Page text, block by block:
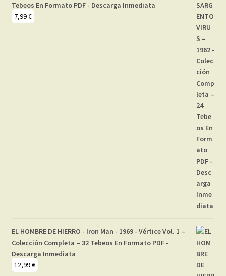
Tebeos En Formato PDF - Descarga Inmediata
7,99€
EL HOMBRE DE HIERRO - Iron Man - 1969 - Vértice Vol. 1 –
Colección Completa – 32 Tebeos En Formato PDF -
Descarga Inmediata
12,99€